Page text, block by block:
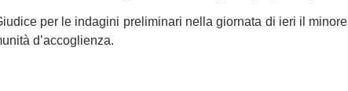
per le indagini preliminari nella giornata di ieri il minore
d’accoglienza.